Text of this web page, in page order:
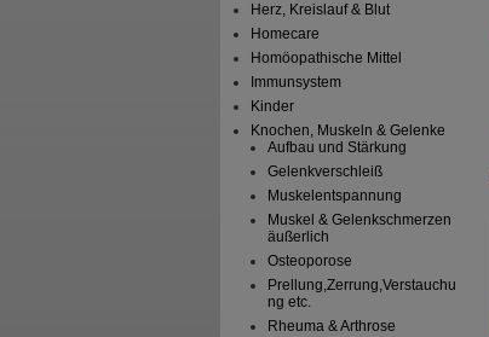
Herz, Kreislauf & Blut
Homecare
Homöopathische Mittel
Immunsystem
Kinder
Knochen, Muskeln & Gelenke
Aufbau und Stärkung
Gelenkverschleiß
Muskelentspannung
Muskel & Gelenkschmerzen
äußerlich
Osteoporose
Prellung,Zerrung,Verstauchu
ng etc.
Rheuma & Arthrose
VOLTAMED pflanzliche
SchmerzcremeHaleon Germany GmbH
50g Creme